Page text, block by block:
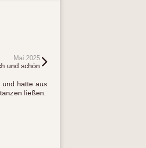
Mai 2025
und schön
und hatte aus
ließen.